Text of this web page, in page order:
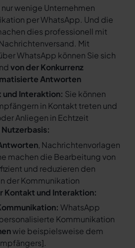
wenige Unternehmen
per WhatsApp. Und die
dies professionell mit
Mit
WhatsApp können Sie sich
von der Konkurrenz
Antworten
Interaktion: Sie können
in Kontakt treten und
Anliegen in Echtzeit
, Nachrichtenvorlagen
machen die Bearbeitung von
und reduzieren den
der Kommunikation
Kontakt und Interaktion:
WhatsApp
Kommunikation
wie beispielsweise dem
].